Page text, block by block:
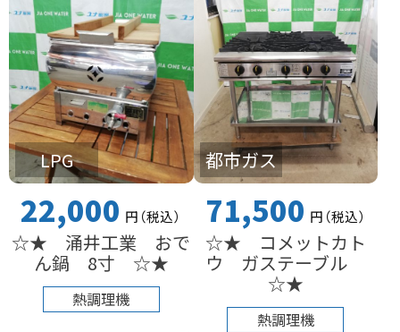
LPG
22,000 円（税込）
☆★ 涌井工業 おで
ん鍋 8寸 ☆★
熱調理機
都市ガス
71,500 円（税込）
☆★ コメットカト
ウ ガステーブル
☆★
熱調理機